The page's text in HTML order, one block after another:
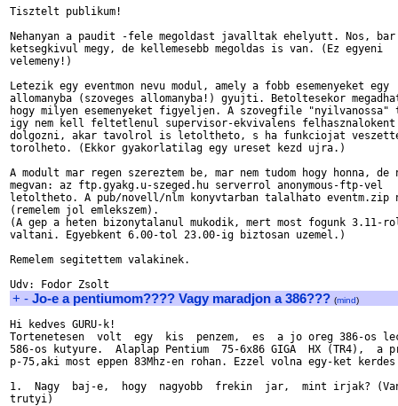
Tisztelt publikum!
Nehanyan a paudit -fele megoldast javalltak ehelyutt. Nos,
ketsegkivul megy, de kellemesebb megoldas is van. (Ez egyeni
velemeny!)
Letezik egy eventmon nevu modul, amely a fobb esemenyeket egy
allomanyba (szoveges allomanyba!) gyujti. Betoltesekor
hogy milyen esemenyeket figyeljen. A szovegfile
igy nem kell feltetlenul supervisor-ekvivalens
dolgozni, akar tavolrol is letoltheto, s ha funkciojat
torolheto. (Ekkor gyakorlatilag egy ureset kezd ujra.)
A modult mar regen szereztem be, mar nem tudom hogy honna,
megvan: az ftp.gyakg.u-szeged.hu serverrol anonymous-ftp-vel
letoltheto. A pub/novell/nlm konyvtarban talalhato eventm.zip
(remelem jol emlekszem).
(A gep a heten bizonytalanul mukodik, mert most fogunk
valtani. Egyebkent 6.00-tol 23.00-ig biztosan uzemel.)
Remelem segitettem valakinek.
+ - Jo-e a pentiumom???? Vagy maradjon a 386??? (mind)
Hi kedves GURU-k!
Tortenetesen  volt  egy  kis  penzem,  es  a jo oreg 386-os
586-os kutyure.  Alaplap Pentium  75-6x86 GIGA  HX (TR4),  a
p-75,aki most eppen 83Mhz-en rohan. Ezzel volna egy-ket kerdes
1.  Nagy  baj-e,  hogy  nagyobb  frekin  jar,  mint irjak?
trutyi)